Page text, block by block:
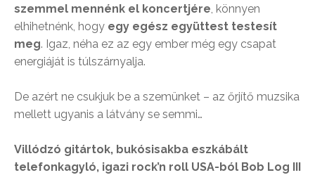
szemmel mennénk el koncertjére, könnyen
elhihetnénk, hogy egy egész együttest testesít
meg. Igaz, néha ez az egy ember még egy csapat
energiáját is túlszárnyalja.
De azért ne csukjuk be a szemünket – az őrjítő muzsika
mellett ugyanis a látvány se semmi…
Villódzó gitártok, bukósisakba eszkábált
telefonkagyló, igazi rock’n roll USA-ból Bob Log III